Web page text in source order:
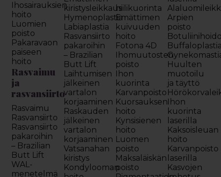
Ihosairauksien
hoito
Luomien
poisto
Pakaravaon
paiseen
hoito
Rasvaimu
ja
rasvansiirto
Rasvaimu
Rasvansiirto
Rasvansiirto
pakaroihin
– Brazilian
Butt Lift
WAL-
menetelmä
kiristysleikkaus
Hymenoplastia
Labiaplastia
Rasvansiirto
pakaroihin
– Brazilian
Butt Lift
Laihtumisen
jälkeinen
vartalon
korjaaminen
Raskauden
jälkeinen
vartalon
korjaaminen
Vatsanahan
kiristys
Kondylooman
hiilikuorinta
Emättimen
kuivuuden
hoito
Fotona 4D
Ihomuutosten
poisto
Ihon
kuorinta
Karvanpoisto
Kuorsauksen
hoito
Kynsisienen
hoito
Luomen
poisto
Maksaläiskän
poisto
Arpien
poisto
Huulten
muotoilu
ja täyttö
Ihon
kuorinta
laserilla
Kaksoisleuan
hoito
Karvanpoisto
laserilla
Kasvojen